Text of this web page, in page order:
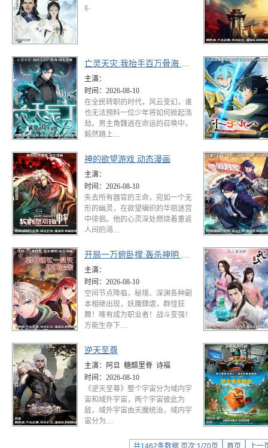
g..
亡灵天灾:我抬手百万骨海 动态漫画
主演：
时间： 2026-08-10
在全民转职的时代，风云变幻，谁
也无法预料一位少年将如何掀起浩
劫。男主角魏逍在命运的召唤中，
毅然踏上....
神的欲望游戏 动态漫画
主演：
时间： 2026-08-10
失去所有器官的王命，宛如一个无
形的幽灵，在欲望编织的华丽迷宫
中徘徊。他的心灵深处燃烧着重返
人间的渴....
开局一万俯卧撑:轰杀神明 动态漫画
主演：
时间： 2026-08-10
空间节点降临，秘境、深渊各种副
本相继出现，妖魔肆虐，群怪狂
舞！唯有成为职业者！战斗变强！
方能生存下....
逆天至尊
主演：
阿旦 糖醋里脊 诗福
时间： 2026-08-10
《逆天至尊》整个宇宙分为域内宇
宙和域外宇宙，两个宇宙彼此为
敌，域外宇宙由天魔统治，域内宇
宙分为....
共1462条数据 页次:1/70页 首页 上一